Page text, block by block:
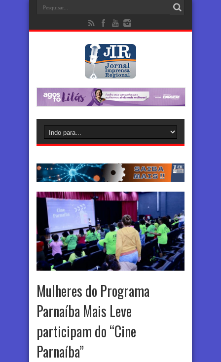
Mulheres do Programa
Parnaíba Mais Leve
participam do “Cine
Parnaíba”